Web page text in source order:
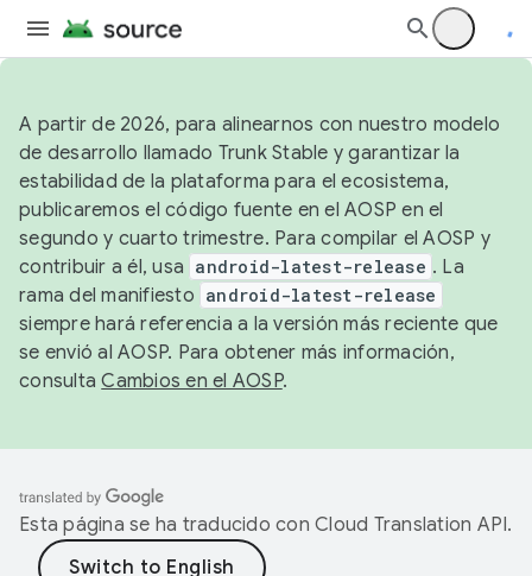
A partir de 2026, para alinearnos con nuestro modelo
de desarrollo llamado Trunk Stable y garantizar la
estabilidad de la plataforma para el ecosistema,
publicaremos el código fuente en el AOSP en el
segundo y cuarto trimestre. Para compilar el AOSP y
contribuir a él, usa android-latest-release . La
rama del manifiesto android-latest-release
siempre hará referencia a la versión más reciente que
se envió al AOSP. Para obtener más información,
consultaCambios en el AOSP.
Esta página se ha traducido con Cloud Translation API.